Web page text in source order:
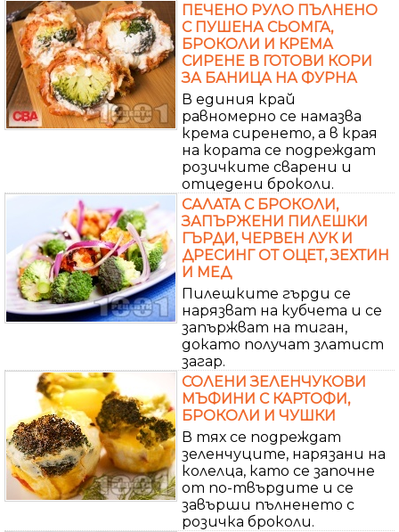
ПЕЧЕНО РУЛО ПЪЛНЕНО
С ПУШЕНА СЬОМГА,
БРОКОЛИ И КРЕМА
СИРЕНЕ В ГОТОВИ КОРИ
ЗА БАНИЦА НА ФУРНА
В единия край
равномерно се намазва
крема сиренето, а в края
на кората се подреждат
розичките сварени и
отцедени броколи.
САЛАТА С БРОКОЛИ,
ЗАПЪРЖЕНИ ПИЛЕШКИ
ГЪРДИ, ЧЕРВЕН ЛУК И
ДРЕСИНГ ОТ ОЦЕТ, ЗЕХТИН
И МЕД
Пилешките гърди се
нарязват на кубчета и се
запържват на тиган,
докато получат златист
загар.
СОЛЕНИ ЗЕЛЕНЧУКОВИ
МЪФИНИ С КАРТОФИ,
БРОКОЛИ И ЧУШКИ
В тях се подреждат
зеленчуците, нарязани на
колелца, като се започне
от по-твърдите и се
завърши пълненето с
розичка броколи.